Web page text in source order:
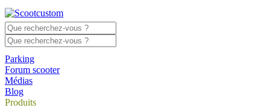
Parking
Forum scooter
Médias
Blog
Produits